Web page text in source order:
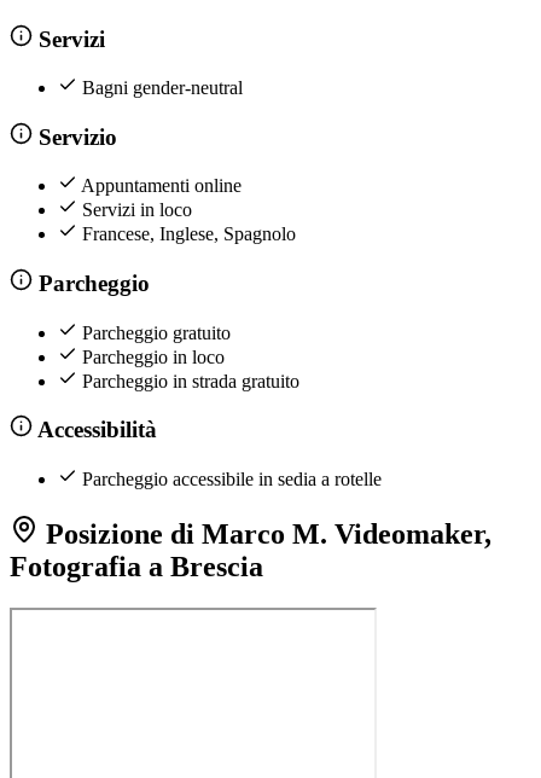
Servizi
Bagni gender-neutral
Servizio
Appuntamenti online
Servizi in loco
Francese, Inglese, Spagnolo
Parcheggio
Parcheggio gratuito
Parcheggio in loco
Parcheggio in strada gratuito
Accessibilità
Parcheggio accessibile in sedia a rotelle
Posizione di Marco M. Videomaker,
Fotografia a Brescia